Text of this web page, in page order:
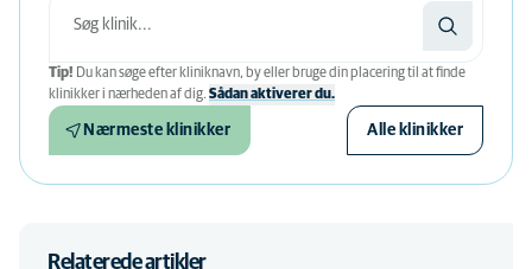
Tip! Du kan søge efter kliniknavn, by eller bruge din placering til at finde
klinikker i nærheden af ​​dig. Sådan aktiverer du.
Nærmeste klinikker Alle klinikker
Relaterede artikler